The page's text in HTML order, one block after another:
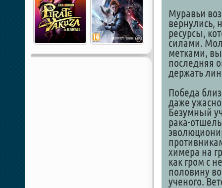
Муравьи
вернулись,
ресурсы,
силами.
метками,
последняя
держать
Победа
даже
Безумный
рака-
химера на
как гром с
половину
ученого.